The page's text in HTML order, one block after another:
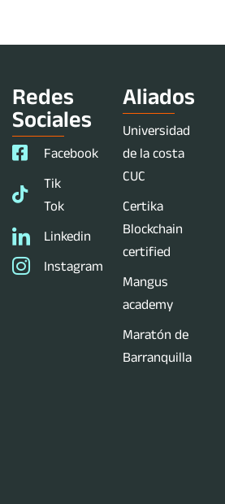
Redes
Sociales
Facebook
Tik
Tok
Linkedin
Instagram
Aliados
Universidad
de la costa
CUC
Certika
Blockchain
certified
Mangus
academy
Maratón de
Barranquilla